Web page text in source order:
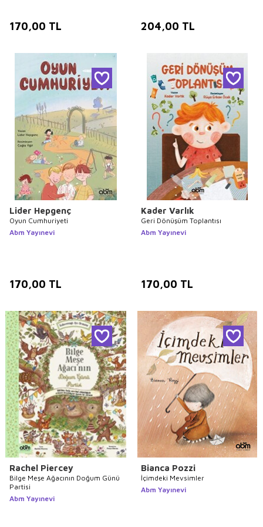
170,00 TL 204,00 TL
Lider Hepgenç
Oyun Cumhuriyeti
Abm Yayınevi
170,00 TL
Kader Varlık
Geri Dönüşüm Toplantısı
Abm Yayınevi
170,00 TL
Rachel Piercey
Bilge Meşe Ağacının Doğum Günü
Partisi
Abm Yayınevi
Bianca Pozzi
İçimdeki Mevsimler
Abm Yayınevi